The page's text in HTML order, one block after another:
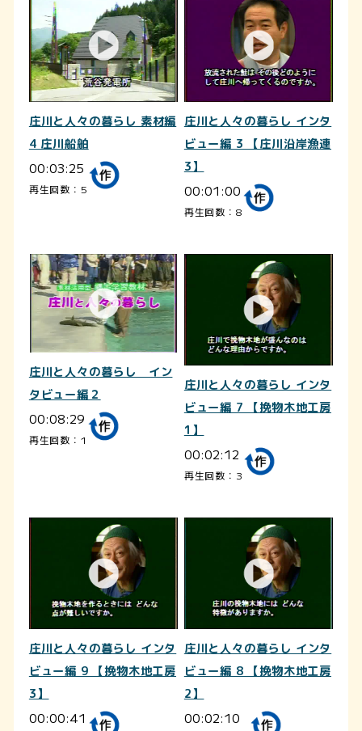
庄川と人々の暮らし 素材編
4 庄川船舶
00:03:25
再生回数：5
庄川と人々の暮らし インタ
ビュー編 3 【庄川沿岸漁連
3】
00:01:00
再生回数：8
庄川と人々の暮らし イン
タビュー編２
00:08:29
再生回数：1
庄川と人々の暮らし インタ
ビュー編 7 【挽物木地工房
1】
00:02:12
再生回数：3
庄川と人々の暮らし インタ
ビュー編 9 【挽物木地工房
3】
00:00:41
庄川と人々の暮らし インタ
ビュー編 8 【挽物木地工房
2】
00:02:10